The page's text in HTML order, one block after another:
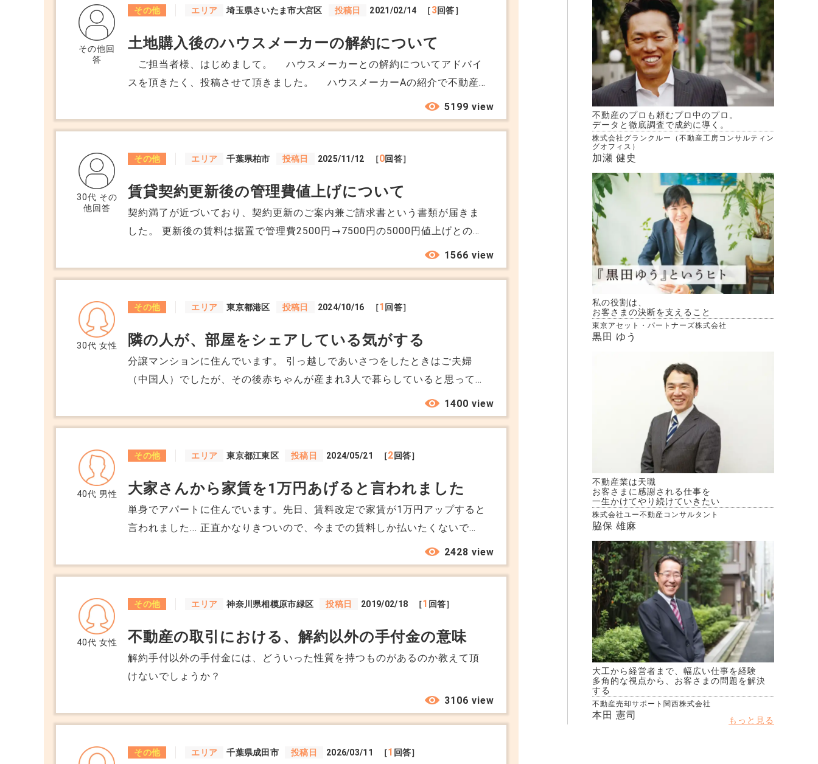
その他回
答
その他 エリア 埼玉県さいたま市大宮区 投稿日 2021/02/14 ［3回答］
土地購入後のハウスメーカーの解約について
ご担当者様、はじめまして。 ハウスメーカーとの解約についてアドバイ
スを頂きたく、投稿させて頂きました。 ハウスメーカーAの紹介で不動産
仲介業者Bを紹介頂き、Bの仲介で土地を購入しました。 土地については既
にローンの審査が可決され、購入済となり名義変更も完了しております。
打ち合わせ等が終わって、最終確認後の契約)の段階で、Aからの追加費用が
す。 この場合、すでに購入済の土地についても解約が必要だ、ということ
をAより言われております。 こちらの考えではすでに購入済の土地であ
り、かつ条件付きの土地ではないため、Aに解約金(違約金?)を支払ってAとの
す。
5199 view
30代 その
他回答
その他 エリア 千葉県柏市 投稿日 2025/11/12 ［0回答］
賃貸契約更新後の管理費値上げについて
契約満了が近づいており、契約更新のご案内兼ご請求書という書類が届きま
した。 更新後の賃料は据置で管理費2500円→7500円の5000円値上げとのこ
とでした。理由としては、主に物価高や人件費光熱費などの上昇のため、現
在の状態を維持することが困難なためとのことでした。 設備(管理人常駐なし
清掃は1〜2週に1度くらい。 現在の管理状況や設備をふまえ、これを新規設
えず納得できません。 電話で一度新しい設備を導入する予定があるのか、そ
れとも現在の状況を維持するために値上げが必要なのか、問い合わせたので
すが、その際はなぜ納得できないのか具体的にお伝えはできませんでした。
答でしたので、実際に物件のどの部分に費用を使うのかなど不明なままでし
た。 現在は検討しますとお伝えし一旦合意はせずにいます。 賃貸契約書には
ことができる。 ②甲は、乙から契約期間満了の1ヶ月前までに甲に対して本
契約の賃料等変更、解約について何らかの申し出がない場合には本契約は賃
料等同一条件にて2年更新されることとする。 と記載があるので、あらため
うと思うのですが、その申し出により契約更新を拒否される可能性はあるの
でしょうか。また、このまま合意できず合意書に署名をしない場合、②のよ
うに現在と同一賃料にて更新は可能になるということなのでしょうか。
1566 view
30代 女性
その他 エリア 東京都港区 投稿日 2024/10/16 ［1 回答］
隣の人が、部屋をシェアしている気がする
分譲マンションに住んでいます。 引っ越しであいさつをしたときはご夫婦
（中国人）でしたが、その後赤ちゃんが産まれ3人で暮らしていると思ってい
ました。 しかし、ここ最近若い男性や女性が複数人出入りしており、一部屋
貸しているのか？わかりませんが、明らかに家族だけで居住している様子で
分譲マンションとはいえそのような住み方はやめて頂きたいのが本音です。
1400 view
40代 男性
その他 エリア 東京都江東区 投稿日 2024/05/21 ［2回答］
大家さんから家賃を1万円あげると言われました
単身でアパートに住んでいます。先日、賃料改定で家賃が1万円アップすると
言われました... 正直かなりきついので、今までの賃料しか払いたくないで
す。これは従わないといけないのでしょうか。 交渉術などがあれば教えてほ
しいです。
2428 view
40代 女性
その他 エリア 神奈川県相模原市緑区 投稿日 2019/02/18 ［1 回答］
不動産の取引における、解約以外の手付金の意味
解約手付以外の手付金には、どういった性質を持つものがあるのか教えて頂
けないでしょうか？
3106 view
その他 エリア 千葉県成田市 投稿日 2026/03/11 ［1 回答］
不動産のプロも頼むプロ中のプロ。
データと徹底調査で成約に導く。
株式会社グランクルー（不動産工房コンサルティン
グオフィス）
加瀬 健史
私の役割は、
お客さまの決断を支えること
東京アセット・パートナーズ株式会社
黒田 ゆう
不動産業は天職
お客さまに感謝される仕事を
一生かけてやり続けていきたい
株式会社ユー不動産コンサルタント
脇保 雄麻
大工から経営者まで、幅広い仕事を経験
多角的な視点から、お客さまの問題を解決
する
不動産売却サポート関西株式会社
本田 憲司 もっと見る